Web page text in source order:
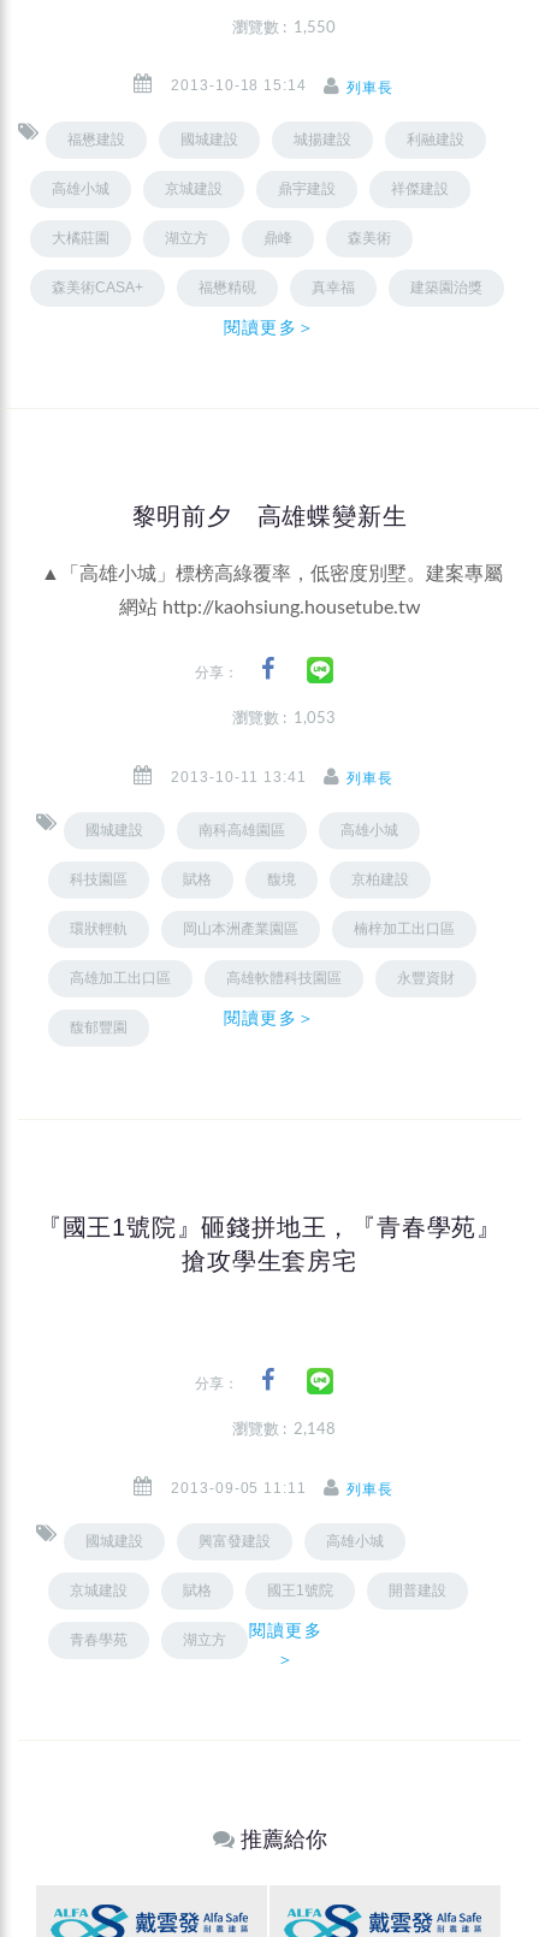
瀏覽數 : 1,550
2013-10-18 15:14 列車長
福懋建設 國城建設 城揚建設 利融建設
高雄小城 京城建設 鼎宇建設 祥傑建設
大橘莊園 湖立方 鼎峰 森美術
森美術CASA+ 福懋精硯 真幸福 建築園治獎
閱讀更多＞
黎明前夕 高雄蝶變新生
▲「高雄小城」標榜高綠覆率，低密度別墅。建案專屬
網站 http://kaohsiung.housetube.tw
分享：
瀏覽數 : 1,053
2013-10-11 13:41 列車長
國城建設 南科高雄園區 高雄小城
科技園區 賦格 馥境 京柏建設
環狀輕軌 岡山本洲產業園區 楠梓加工出口區
高雄加工出口區 高雄軟體科技園區 永豐資財
馥郁豐園 閱讀更多＞
『國王1號院』砸錢拼地王，『青春學苑』
搶攻學生套房宅
分享：
瀏覽數 : 2,148
2013-09-05 11:11 列車長
國城建設 興富發建設 高雄小城
京城建設 賦格 國王1號院 開普建設
青春學苑 湖立方
閱讀更多
＞
推薦給你